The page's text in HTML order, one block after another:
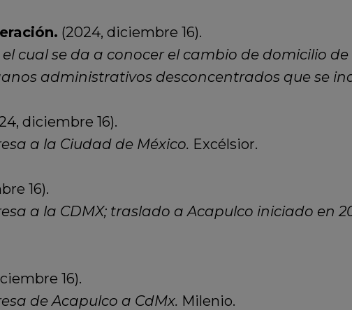
(2024, diciembre 16).
cual se da a conocer el cambio de domicilio de
administrativos desconcentrados que se
diciembre 16).
a la Ciudad de México. Excélsior.
16).
a la CDMX; traslado a Acapulco iniciado en
16).
de Acapulco a CdMx. Milenio.